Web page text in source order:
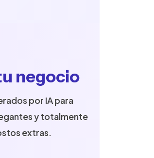
negocio
por IA para
y totalmente
extras.